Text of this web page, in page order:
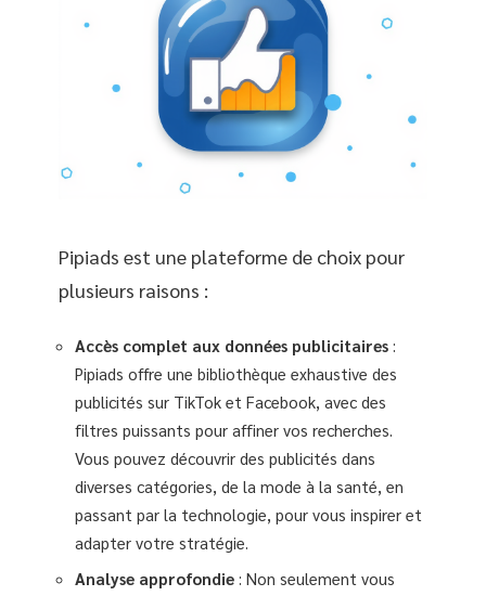
Pipiads est une plateforme de choix pour
plusieurs raisons :
Accès complet aux données publicitaires :
Pipiads offre une bibliothèque exhaustive des
publicités sur TikTok et Facebook, avec des
filtres puissants pour affiner vos recherches.
Vous pouvez découvrir des publicités dans
diverses catégories, de la mode à la santé, en
passant par la technologie, pour vous inspirer et
adapter votre stratégie.
Analyse approfondie : Non seulement vous